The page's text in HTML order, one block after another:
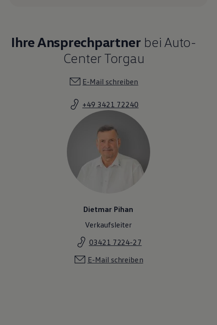
Ihre Ansprechpartnerbei Auto-
Center Torgau
E-Mail schreiben
+49 3421 72240
Dietmar Pihan
Verkaufsleiter
03421 7224-27
E-Mail schreiben